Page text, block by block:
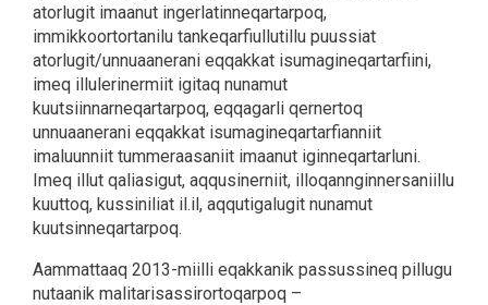
atorlugit imaanut ingerlatinneqartarpoq,
immikkoortortanilu tankeqarfiullutillu puussiat
atorlugit/unnuaanerani eqqakkat isumagineqartarfiini,
imeq illulerinermiit igitaq nunamut
kuutsiinnarneqartarpoq, eqqagarli qernertoq
unnuaanerani eqqakkat isumagineqartarfianniit
imaluunniit tummeraasaniit imaanut iginneqartarluni.
Imeq illut qaliasigut, aqqusinerniit, illoqannginnersaniillu
kuuttoq, kussiniliat il.il, aqqutigalugit nunamut
kuutsinneqartarpoq.
Aammattaaq 2013-miilli eqakkanik passussineq pillugu
nutaanik malitarisassirortoqarpoq –